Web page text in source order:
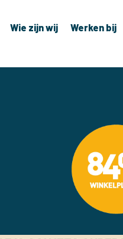
Wie zijn wij Werken bij